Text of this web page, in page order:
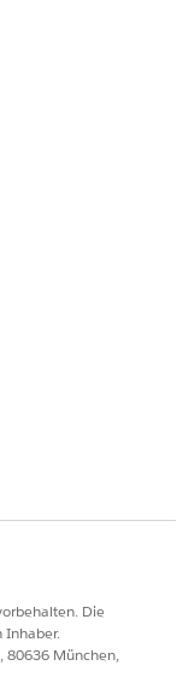
entweder
oder einer
Sie die
die
die alle
zu den
Die
Inhaber.
80636 München,